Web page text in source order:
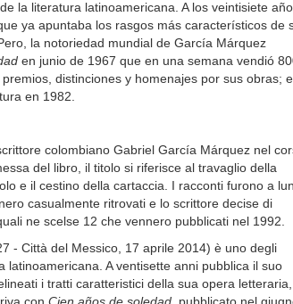
la literatura latinoamericana. A los veintisiete
ya apuntaba los rasgos más característicos de
la notoriedad mundial de García Márquez
en junio de 1967 que en una semana vendió
distinciones y homenajes por sus obras;
en 1982.
colombiano Gabriel García Márquez nel
del libro, il titolo si riferisce al travaglio della
e il cestino della cartaccia. I racconti furono a
casualmente ritrovati e lo scrittore decise di
ne scelse 12 che vennero pubblicati nel 1992.
- Città del Messico, 17 aprile 2014) è uno degli
A ventisette anni pubblica il suo
i tratti caratteristici della sua opera letteraria,